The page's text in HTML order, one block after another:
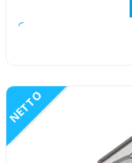
NETTO